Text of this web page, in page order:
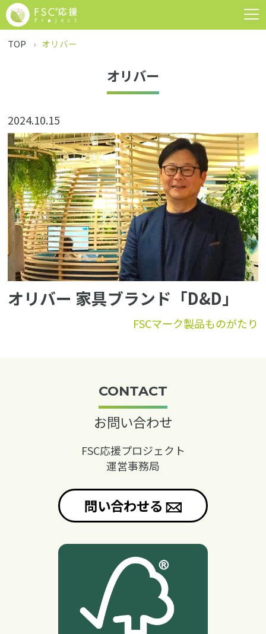
TOP オリバー
オリバー
2024.10.15
FSCマーク製品ものがたり
オリバー 家具ブランド「D&D」
CONTACT
お問い合わせ
FSC応援プロジェクト
運営事務局
問い合わせる